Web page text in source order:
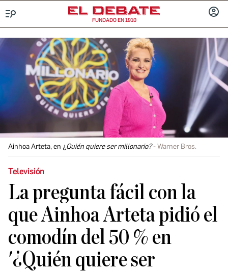
FUNDADO EN 1910
Ainhoa Arteta, en ¿Quién quiere ser millonario? Warner Bros.
Televisión
La pregunta fácil con la
que Ainhoa Arteta pidió el
comodín del 50 % en
'¿Quién quiere ser